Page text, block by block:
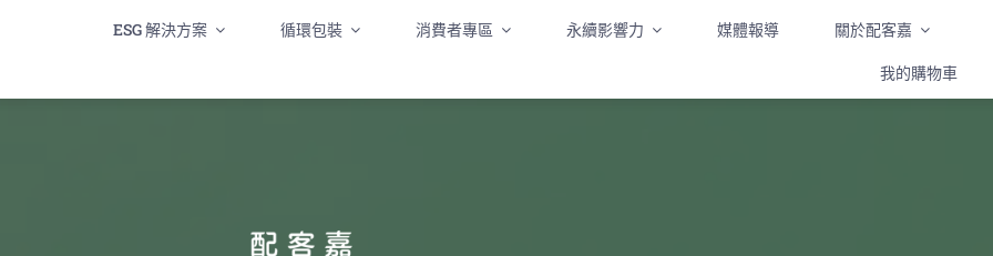
ESG 解決方案 循環包裝 消費者專區 永續影響力 媒體報導 關於配客嘉
我的購物車